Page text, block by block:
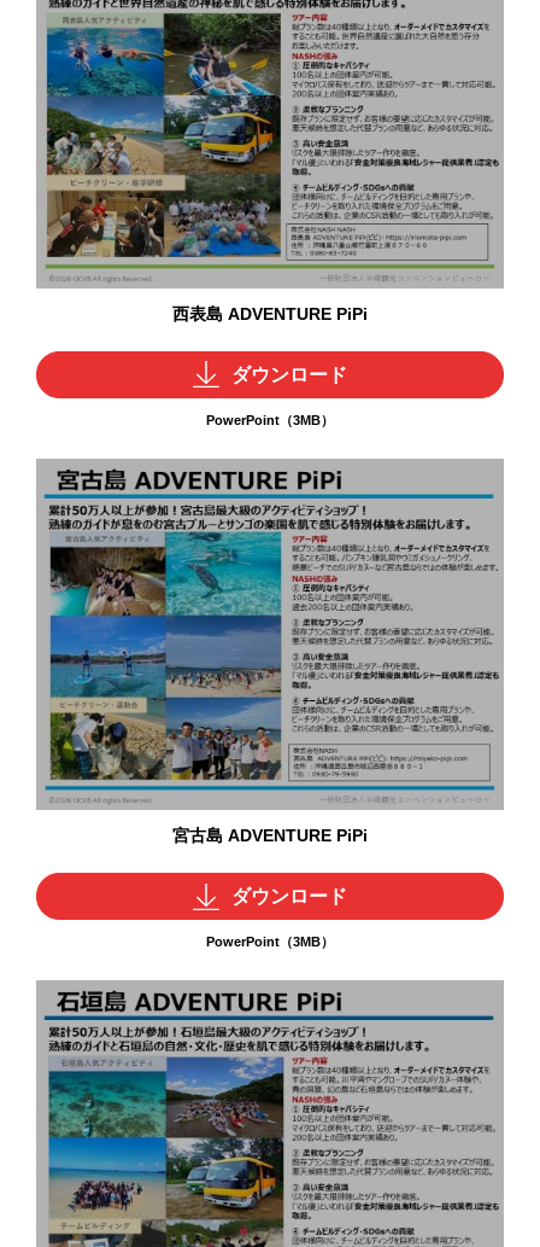
西表島 ADVENTURE PiPi
ダウンロード
PowerPoint（3MB）
宮古島 ADVENTURE PiPi
ダウンロード
PowerPoint（3MB）